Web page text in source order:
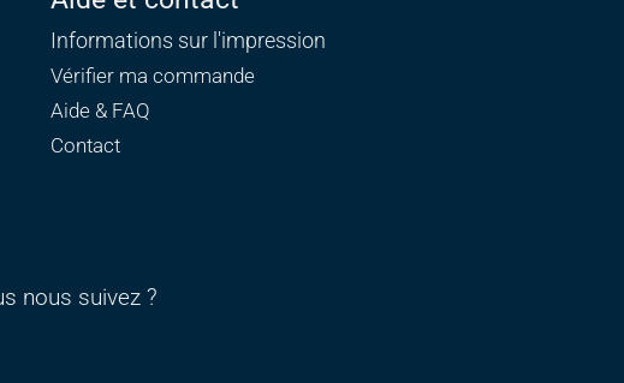
Informations sur l'impression
Vérifier ma commande
Aide & FAQ
Contact
nous suivez ?